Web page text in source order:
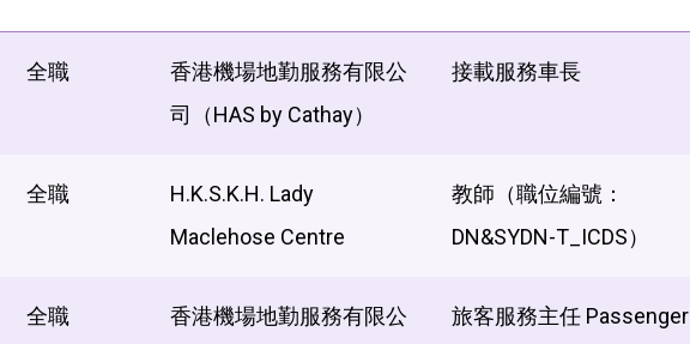
全職
香港機場地勤服務有限公
司（HAS by Cathay）
接載服務車長
全職
H.K.S.K.H. Lady
Maclehose Centre
教師（職位編號：
DN&SYDN-T_ICDS）
全職
香港機場地勤服務有限公
旅客服務主任 Passenger